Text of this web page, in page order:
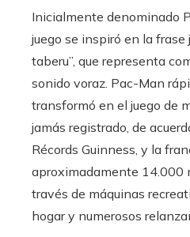
Inicialmente denominado
juego se inspiró en la frase
taberu”, que representa
sonido voraz. Pac-Man
transformó en el juego de
jamás registrado, de
Récords Guinness, y la
aproximadamente 14.000
través de máquinas
hogar y numerosos